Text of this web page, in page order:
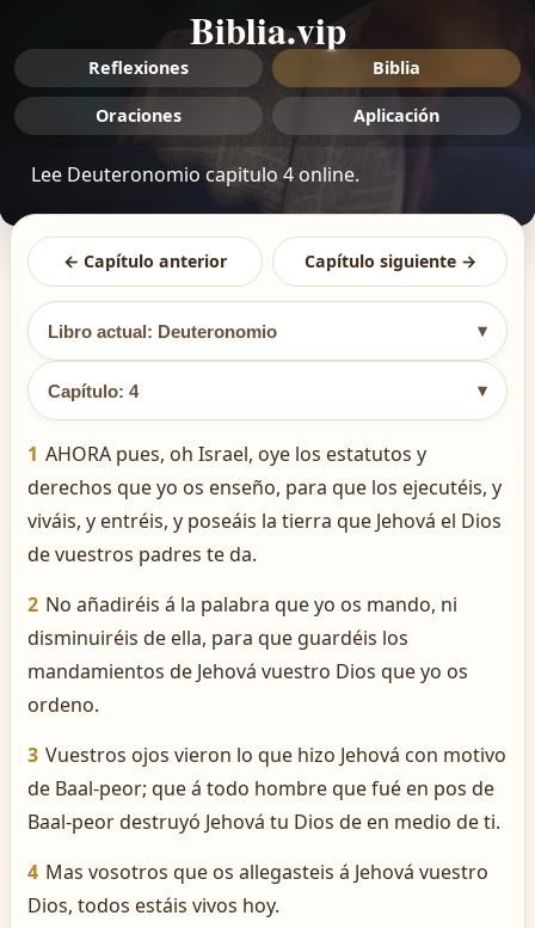
Biblia.vip
Reflexiones Biblia
Oraciones Aplicación
Lee Deuteronomio capitulo 4 online.
← Capítulo anterior Capítulo siguiente →
Libro actual: Deuteronomio ▾
Capítulo: 4 ▾
1 AHORA pues, oh Israel, oye los estatutos y
derechos que yo os enseño, para que los ejecutéis, y
viváis, y entréis, y poseáis la tierra que Jehová el Dios
de vuestros padres te da.
2 No añadiréis á la palabra que yo os mando, ni
disminuiréis de ella, para que guardéis los
mandamientos de Jehová vuestro Dios que yo os
ordeno.
3 Vuestros ojos vieron lo que hizo Jehová con motivo
de Baal-peor; que á todo hombre que fué en pos de
Baal-peor destruyó Jehová tu Dios de en medio de ti.
4 Mas vosotros que os allegasteis á Jehová vuestro
Dios, todos estáis vivos hoy.